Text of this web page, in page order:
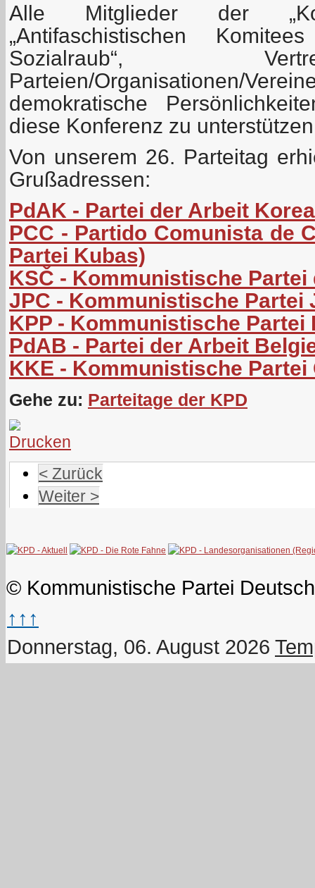
Alle Mitglieder der
„Antifaschistischen
Sozialraub“,
Parteien/Organisationen/
demokratische
diese Konferenz zu
Von unserem 26. Parteitag
Grußadressen:
PdAK - Partei der Arbeit
PCC - Partido Comunista de
Partei Kubas)
KSČ - Kommunistische
JPC - Kommunistische Partei
KPP - Kommunistische Partei
PdAB - Partei der Arbeit
KKE - Kommunistische Partei
Gehe zu: Parteitage der KPD
< Zurück
Weiter >
© Kommunistische Partei
↑↑↑
Donnerstag, 06. August 2026